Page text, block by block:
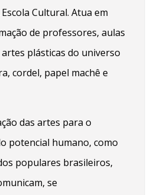
Cultural. Atua em
de professores, aulas
artes plásticas do universo
cordel, papel machê e
das artes para o
potencial humano, como
populares brasileiros,
se